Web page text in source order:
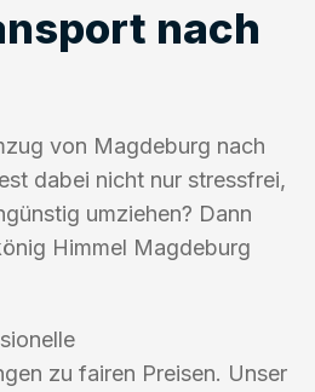
nach
von Magdeburg nach
dabei nicht nur stressfrei,
umziehen? Dann
Himmel Magdeburg
zu fairen Preisen. Unser